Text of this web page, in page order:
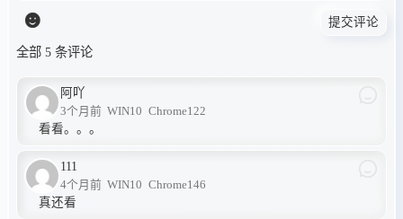
提交评论
全部 5 条评论
阿吖
3个月前 WIN10 Chrome122
看看。。。
111
4个月前 WIN10 Chrome146
真还看